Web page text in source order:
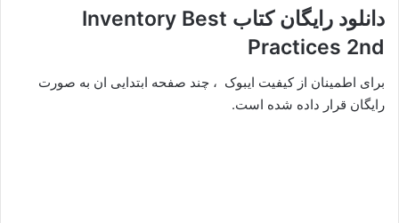
دانلود رایگان کتاب Inventory Best
Practices 2nd
برای اطمینان از کیفیت ایبوک ، چند صفحه ابتدایی ان به صورت
رایگان قرار داده شده است.